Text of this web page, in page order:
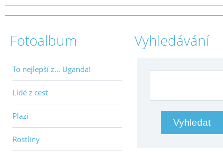
Fotoalbum
To nejlepší z... Uganda!
Lidé z cest
Plazi
Rostliny
Vyhledávání